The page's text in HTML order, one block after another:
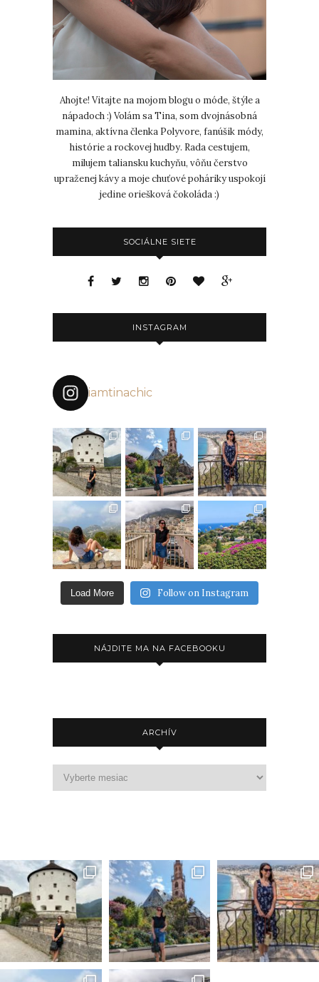
Ahojte! Vitajte na mojom blogu o móde, štýle a
nápadoch :) Volám sa Tina, som dvojnásobná
mamina, aktívna členka Polyvore, fanúšik módy,
histórie a rockovej hudby. Rada cestujem,
milujem taliansku kuchyňu, vôňu čerstvo
upraženej kávy a moje chuťové poháriky uspokojí
jedine oriešková čokoláda :)
SOCIÁLNE SIETE
INSTAGRAM
iamtinachic
Load More Follow on Instagram
NÁJDITE MA NA FACEBOOKU
ARCHÍV